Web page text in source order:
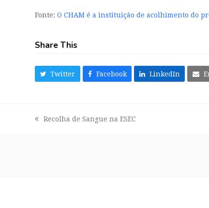
Fonte: O CHAM é a instituição de acolhimento do
Share This
Twitter Facebook LinkedIn
previous
Recolha de Sangue na ESEC